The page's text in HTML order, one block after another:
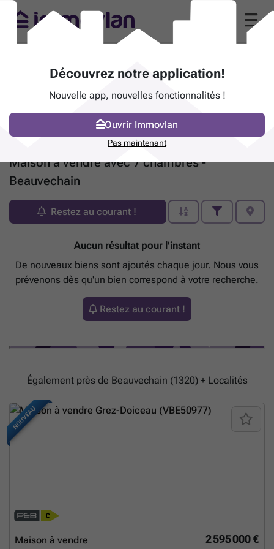
Maison à vendre avec 7 chambres -
Beauvechain
Restez au courant !
Aucun résultat pour l'instant
De nouveaux biens sont ajoutés chaque jour. Nous vous
prévenons dès qu'un bien correspond à votre recherche.
Restez au courant !
Également près de Beauvechain (1320) + Localités
NOUVEAU
2 595 000 €
Maison à vendre
Découvrez notre application!
Nouvelle app, nouvelles fonctionnalités !
Ouvrir Immovlan
Pas maintenant